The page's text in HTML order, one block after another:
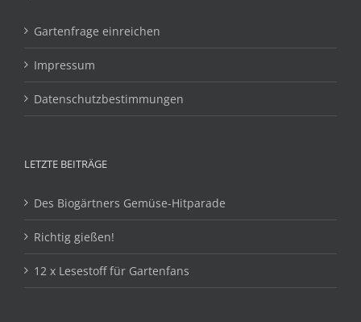
Gartenfrage einreichen
Impressum
Datenschutzbestimmungen
LETZTE BEITRÄGE
Des Biogärtners Gemüse-Hitparade
Richtig gießen!
12 x Lesestoff für Gartenfans